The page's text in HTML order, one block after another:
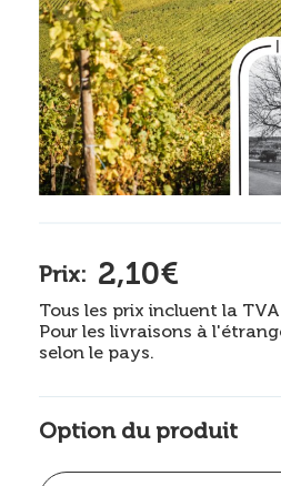
Prix: 2,10€
Tous les prix incluent la
Pour les livraisons à
selon le pays.
Option du produit